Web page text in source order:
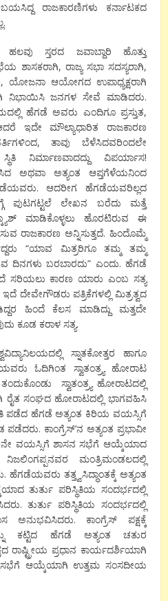
ರಾಜಕಾರಣಿಗಳು ಕರ್ನಾಟಕದ
ಸ್ತರದ ಜವಾಬ್ದಾರಿ ಹೊತ್ತು
ಶಾಸಕರಾಗಿ, ರಾಜ್ಯ ಸಭಾ ಸದಸ್ಯರಾಗಿ,
ಯೋಜನಾ ಆಯೋಗದ ಉಪಾಧ್ಯಕ್ಷರಾಗಿ
ನಿಭಾಯಿಸಿ ಜನಗಳ ಸೇವೆ ಮಾಡಿದರು.
ಹೆಗಡೆ ಅವರು ಎಂದಿಗೂ ಪ್ರಸ್ತುತ,
ಇದೇ ಮೌಲ್ಯಾಧಾರಿತ ರಾಜಕಾರಣ
ತಾವು ಬೆಳೆಸಿದವರಿಂದಲೇ
ಸ್ಥಿತಿ ನಿರ್ಮಾಣವಾದದ್ದು ವಿಪರ್ಯಾಸ!
ಅಥವಾ ಅತ್ಯಂತ ಆಪ್ತಗೆಳೆಯನಿಂದ
ಆದರೀಗ ಹೆಗಡೆಯವರಿಲ್ಲದ
ಲೇಖನ ಬರೆದು ಮತ್ತೆ
ಮಾಡಿಕೊಳ್ಳಲು ಹೊರಟಿರುವ ಈ
ರಾಜಕಾರಣ ಅನ್ನಿಸುತ್ತದೆ. ಹಿಂದೊಮ್ಮೆ
“ಯಾವ ಮಿತ್ರರಿಗೂ ತಮ್ಮ ತಮ್ಮ
ದಿನಗಳು ಬರಬಾರದು” ಎಂದು. ಹೆಗಡೆ
ಸರಿಯಲು ಕಾರಣ ಯಾರು ಎಂಬ ಸತ್ಯ
ದೇವೇಗೌಡರು ಪತ್ರಿಕೆಗಳಲ್ಲಿ ಮಿತ್ರತ್ವದ
ಹಿಂದೆ ಕೆಲಸ ಮಾಡಿದ್ದು ಮತ್ತದೇ
ಕೂಡ ಕರಾಳ ಸತ್ಯ.
ಸ್ನಾತಕೋತ್ತರ ಹಾಗೂ
ಓದಿಗಿಂತ ಸ್ವಾತಂತ್ರ್ಯ ಹೋರಾಟ
ಸ್ವಾತಂತ್ರ್ಯ ಹೋರಾಟದಲ್ಲಿ
ರೈತ ಸಂಘದ ಹೋರಾಟದಲ್ಲಿ ಭಾಗವಹಿಸಿ
ಪಡೆದ ಹೆಗಡೆ ಅತ್ಯಂತ ಕಿರಿಯ ವಯಸ್ಸಿಗೆ
ಪಡೆದರು. ಕಾಂಗ್ರೆಸ್’ನ ಅತ್ಯಂತ ಪ್ರಭಾವೀ
ವಯಸ್ಸಿಗೆ ಶಾಸನ ಸಭೆಗೆ ಆಯ್ಕೆಯಾದ
ಮಂತ್ರಿಮಂಡಲದಲ್ಲಿ
ತತ್ತ್ವಸಿದ್ಧಾಂತಕ್ಕೆ ಅತ್ಯಂತ
ತುರ್ತು ಪರಿಸ್ಥಿತಿಯ ಸಂದರ್ಭದಲ್ಲಿ
ತುರ್ತು ಪರಿಸ್ಥಿತಿಯ ಸಂದರ್ಭದಲ್ಲಿ
ಕಾಂಗ್ರೆಸ್ ಪಕ್ಷಕ್ಕೆ
ಕಟ್ಟಿದ ಹೆಗಡೆ ಅತ್ಯಂತ ಚತುರ
ರಾಷ್ಟ್ರೀಯ ಪ್ರಧಾನ ಕಾರ್ಯದರ್ಶಿಯಾಗಿ
ಆಯ್ಕೆಯಾಗಿ ಉತ್ತಮ ಸಂಸದೀಯ